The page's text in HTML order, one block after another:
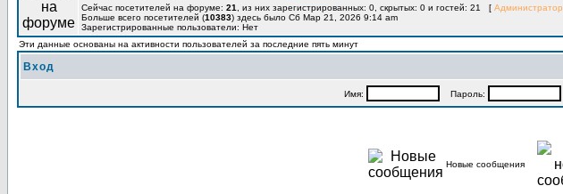
Сейчас посетителей на форуме: 21 , из них зарегистрированных: 0, скрытых: 0 и гостей: 21 [ Администратор
Больше всего посетителей (10383) здесь было Сб Мар 21, 2026 9:14 am
Зарегистрированные пользователи: Нет
Эти данные основаны на активности пользователей за последние пять минут
Вход
Имя: Пароль:
Новые сообщения